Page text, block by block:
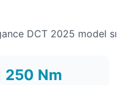
DCT 2025 model
250 Nm